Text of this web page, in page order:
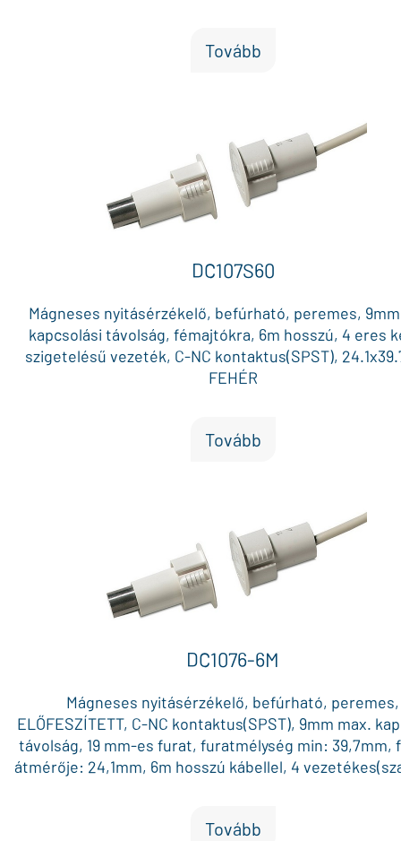
Tovább
DC107S60
Mágneses nyitásérzékelő, befúrható, peremes,
kapcsolási távolság, fémajtókra, 6m hosszú, 4 eres
szigetelésű vezeték, C-NC kontaktus(SPST),
FEHÉR
Tovább
DC1076-6M
Mágneses nyitásérzékelő, befúrható, peremes,
ELŐFESZÍTETT, C-NC kontaktus(SPST), 9mm max.
távolság, 19 mm-es furat, furatmélység min: 39,7mm,
átmérője: 24,1mm, 6m hosszú kábellel, 4
Tovább